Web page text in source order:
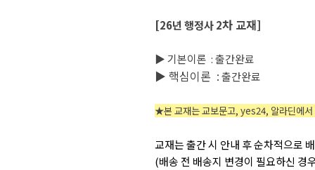
[26년 행정사 2차 교재]
▶ 기본이론 : 출간완료
▶ 핵심이론 :출간완료
★본 교재는 교보문고, yes24, 알라딘에서
교재는 출간 시 안내 후 순차적으로
(배송 전 배송지 변경이 필요하신 경